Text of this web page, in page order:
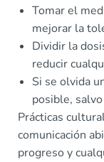
Tomar el
mejorar la
Dividir la
reducir
Si se olvida
posible,
Prácticas
comunicación
progreso y